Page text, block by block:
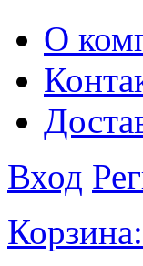
О
Вход
Корзина: